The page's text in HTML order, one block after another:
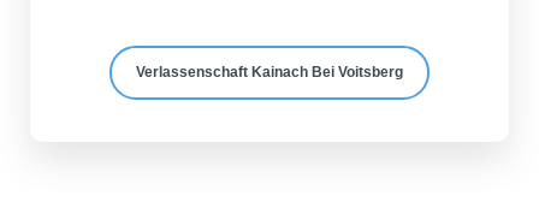
Verlassenschaft Kainach Bei Voitsberg